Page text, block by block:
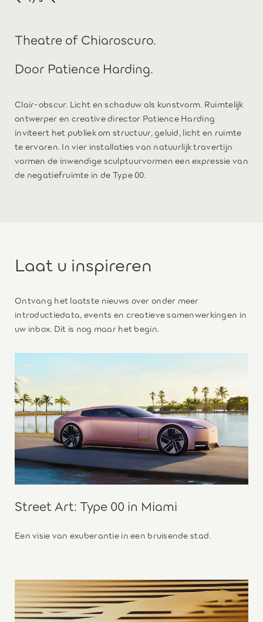
Theatre of Chiaroscuro.
Door Patience Harding.
Clair-obscur. Licht en schaduw als kunstvorm. Ruimtelijk
ontwerper en creative director Patience Harding
inviteert het publiek om structuur, geluid, licht en ruimte
te ervaren. In vier installaties van natuurlijk travertijn
vormen de inwendige sculptuurvormen een expressie van
de negatiefruimte in de Type 00.
Laat u inspireren
Ontvang het laatste nieuws over onder meer
introductiedata, events en creatieve samenwerkingen in
uw inbox. Dit is nog maar het begin.
Street Art: Type 00 in Miami
Een visie van exuberantie in een bruisende stad.